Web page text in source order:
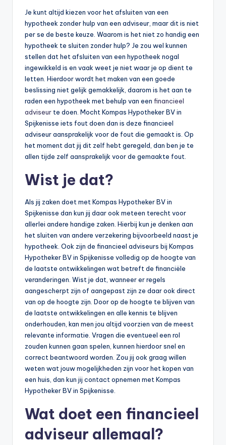
Je kunt altijd kiezen voor het afsluiten van een
hypotheek zonder hulp van een adviseur, maar dit is niet
per se de beste keuze. Waarom is het niet zo handig een
hypotheek te sluiten zonder hulp? Je zou wel kunnen
stellen dat het afsluiten van een hypotheek nogal
ingewikkeld is en vaak weet je niet waar je op dient te
letten. Hierdoor wordt het maken van een goede
beslissing niet gelijk gemakkelijk, daarom is het aan te
raden een hypotheek met behulp van een financieel
adviseur te doen. Mocht Kompas Hypotheker BV in
Spijkenisse iets fout doen dan is deze financieel
adviseur aansprakelijk voor de fout die gemaakt is. Op
het moment dat jij dit zelf hebt geregeld, dan ben je te
allen tijde zelf aansprakelijk voor de gemaakte fout.
Wist je dat?
Als jij zaken doet met Kompas Hypotheker BV in
Spijkenisse dan kun jij daar ook meteen terecht voor
allerlei andere handige zaken. Hierbij kun je denken aan
het sluiten van andere verzekering bijvoorbeeld naast je
hypotheek. Ook zijn de financieel adviseurs bij Kompas
Hypotheker BV in Spijkenisse volledig op de hoogte van
de laatste ontwikkelingen wat betreft de financiële
veranderingen. Wist je dat, wanneer er regels
aangescherpt zijn of aangepast zijn ze daar ook direct
van op de hoogte zijn. Door op de hoogte te blijven van
de laatste ontwikkelingen en alle kennis te blijven
onderhouden, kan men jou altijd voorzien van de meest
relevante informatie. Vragen die eventueel een rol
zouden kunnen gaan spelen, kunnen hierdoor snel en
correct beantwoord worden. Zou jij ook graag willen
weten wat jouw mogelijkheden zijn voor het kopen van
een huis, dan kun jij contact opnemen met Kompas
Hypotheker BV in Spijkenisse.
Wat doet een financieel
adviseur allemaal?